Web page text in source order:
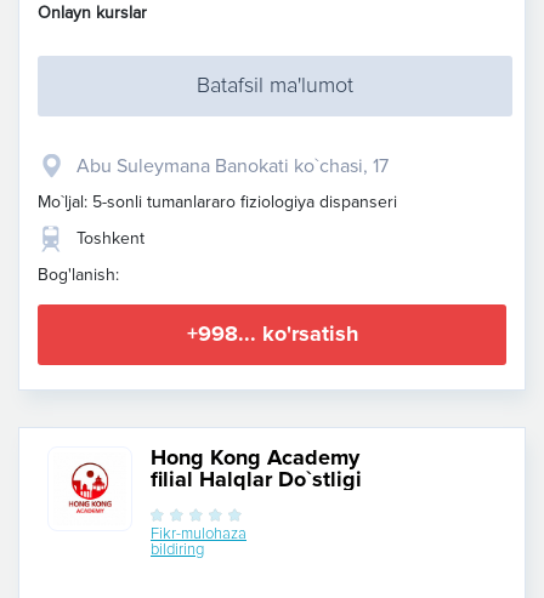
Onlayn kurslar
Batafsil ma'lumot
Abu Suleymana Banokati ko`chasi, 17
Mo`ljal: 5-sonli tumanlararo fiziologiya dispanseri
Toshkent
Bog'lanish:
+998... ko'rsatish
Hong Kong Academy
filial Halqlar Do`stligi
Fikr-mulohaza
bildiring